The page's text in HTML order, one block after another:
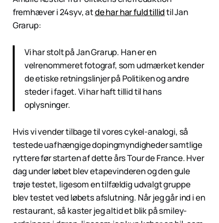
fremhæver i 24syv, atde har har fuld tillidtil Jan
Grarup:
Vi har stolt på Jan Grarup. Han er en
velrenommeret fotograf, som udmærket kender
de etiske retningslinjer på Politiken og andre
steder i faget. Vi har haft tillid til hans
oplysninger.
Hvis vi vender tilbage til vores cykel-analogi, så
testede uafhængige dopingmyndigheder samtlige
ryttere før starten af dette års Tour de France. Hver
dag under løbet blev etapevinderen og den gule
trøje testet, ligesom en tilfældig udvalgt gruppe
blev testet ved løbets afslutning. Når jeg går ind i en
restaurant, så kaster jeg altid et blik på smiley-